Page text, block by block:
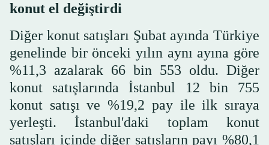
konut el değiştirdi
Diğer konut satışları Şubat ayında Türkiye
genelinde bir önceki yılın aynı ayına göre
%11,3 azalarak 66 bin 553 oldu. Diğer
konut satışlarında İstanbul 12 bin 755
konut satışı ve %19,2 pay ile ilk sıraya
yerleşti. İstanbul'daki toplam konut
satışları içinde diğer satışların payı %80,1